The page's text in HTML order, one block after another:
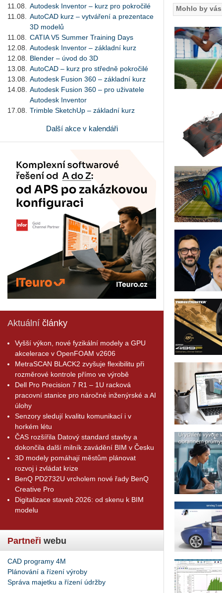
11.08.
Autodesk Inventor – kurz pro pokročilé
11.08.
AutoCAD kurz – vytváření a prezentace
3D modelů
11.08.
CATIA V5 Summer Training Days
12.08.
Autodesk Inventor – základní kurz
12.08.
Blender – úvod do 3D
13.08.
AutoCAD – kurz pro středně pokročilé
13.08.
Autodesk Fusion 360 – základní kurz
14.08.
Autodesk Fusion 360 – pro uživatele
Autodesk Inventor
17.08.
Trimble SketchUp – základní kurz
Další akce v kalendáři
Aktuální články
Vyšší výkon, nové fyzikální modely a GPU
akcelerace v OpenFOAM v2606
MetraSCAN BLACK2 zvyšuje flexibilitu při
rozměrové kontrole přímo ve výrobě
Dell Pro Precision 7 R1 – 1U racková
pracovní stanice pro náročné inženýrské a AI
úlohy
Senzory sledují kvalitu komunikací i v
horkém létu
ČAS rozšířila Datový standard stavby a
dokončila další milník zavádění BIM v Česku
3D modely pomáhají městům plánovat
rozvoj i zvládat krize
BenQ PD2732U vrcholem nové řady BenQ
Creative Pro
Digitalizace staveb 2026: od skenu k BIM
modelu
Partneři webu
CAD programy 4M
Plánování a řízení výroby
Správa majetku a řízení údržby
Mohlo by